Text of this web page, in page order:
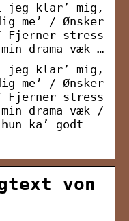
jeg klar’ mig,
me’ / Ønsker
Fjerner stress
drama væk …
jeg klar’ mig,
me’ / Ønsker
Fjerner stress
drama væk /
ka’ godt
von